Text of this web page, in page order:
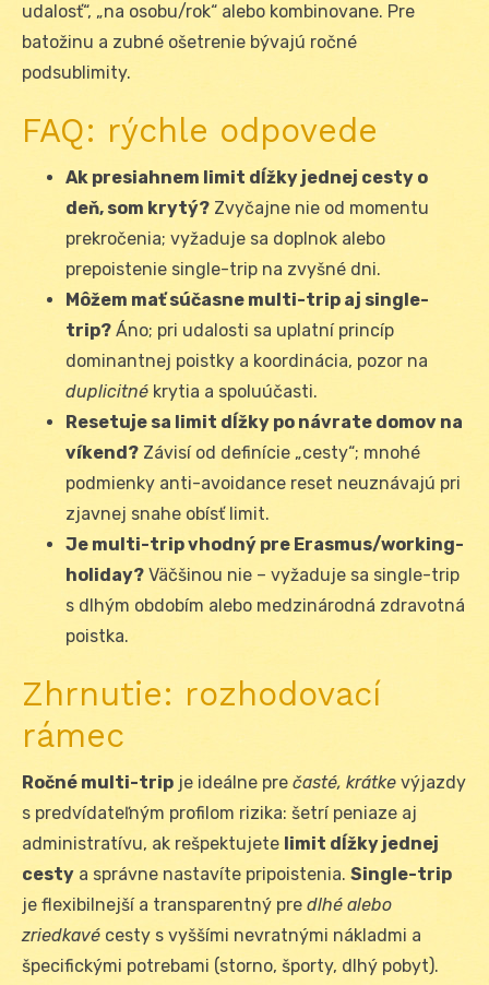
udalosť“, „na osobu/rok“ alebo kombinovane. Pre
batožinu a zubné ošetrenie bývajú ročné
podsublimity.
FAQ: rýchle odpovede
Ak presiahnem limit dĺžky jednej cesty o
deň, som krytý? Zvyčajne nie od momentu
prekročenia; vyžaduje sa doplnok alebo
prepoistenie single-trip na zvyšné dni.
Môžem mať súčasne multi-trip aj single-
trip? Áno; pri udalosti sa uplatní princíp
dominantnej poistky a koordinácia, pozor na
duplicitné krytia a spoluúčasti.
Resetuje sa limit dĺžky po návrate domov na
víkend? Závisí od definície „cesty“; mnohé
podmienky anti-avoidance reset neuznávajú pri
zjavnej snahe obísť limit.
Je multi-trip vhodný pre Erasmus/working-
holiday? Väčšinou nie – vyžaduje sa single-trip
s dlhým obdobím alebo medzinárodná zdravotná
poistka.
Zhrnutie: rozhodovací
rámec
Ročné multi-trip je ideálne pre časté, krátke výjazdy
s predvídateľným profilom rizika: šetrí peniaze aj
administratívu, ak rešpektujete limit dĺžky jednej
cesty a správne nastavíte pripoistenia. Single-trip
je flexibilnejší a transparentný pre dlhé alebo
zriedkavé cesty s vyššími nevratnými nákladmi a
špecifickými potrebami (storno, športy, dlhý pobyt).